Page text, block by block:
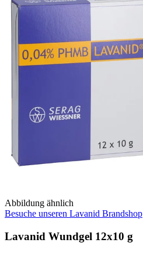
Abbildung ähnlich
Besuche unseren Lavanid Brandshop
Lavanid Wundgel 12x10 g